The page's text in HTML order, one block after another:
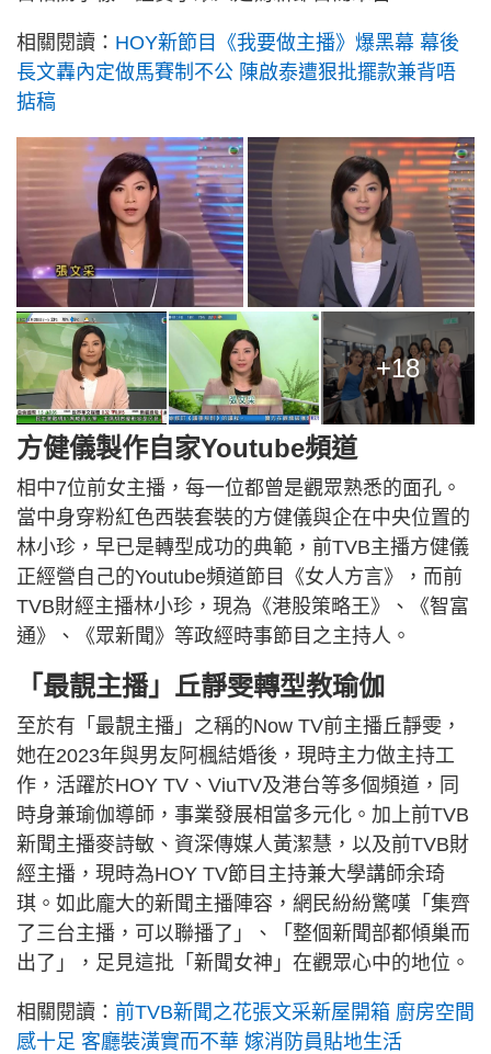
相關閱讀： HOY新節目《我要做主播》爆黑幕 幕後
長文轟內定做馬賽制不公 陳啟泰遭狠批擺款兼背唔
掂稿
+18
方健儀製作自家Youtube頻道
相中7位前女主播，每一位都曾是觀眾熟悉的面孔。
當中身穿粉紅色西裝套裝的方健儀與企在中央位置的
林小珍，早已是轉型成功的典範，前TVB主播方健儀
正經營自己的Youtube頻道節目《女人方言》，而前
TVB財經主播林小珍，現為《港股策略王》、《智富
通》、《眾新聞》等政經時事節目之主持人。
「最靚主播」丘靜雯轉型教瑜伽
至於有「最靚主播」之稱的Now TV前主播丘靜雯，
她在2023年與男友阿楓結婚後，現時主力做主持工
作，活躍於HOY TV、ViuTV及港台等多個頻道，同
時身兼瑜伽導師，事業發展相當多元化。加上前TVB
新聞主播麥詩敏、資深傳媒人黃潔慧，以及前TVB財
經主播，現時為HOY TV節目主持兼大學講師余琦
琪。如此龐大的新聞主播陣容，網民紛紛驚嘆「集齊
了三台主播，可以聯播了」、「整個新聞部都傾巢而
出了」，足見這批「新聞女神」在觀眾心中的地位。
相關閱讀： 前TVB新聞之花張文采新屋開箱 廚房空間
感十足 客廳裝潢實而不華 嫁消防員貼地生活